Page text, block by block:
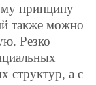
принципу
также можно
Резко
структур, а с